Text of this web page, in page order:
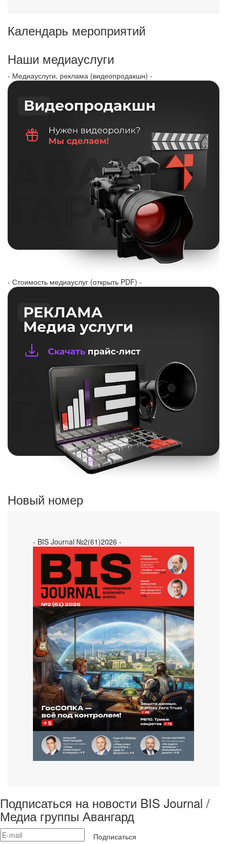
Календарь мероприятий
Наши медиауслуги
- Медиауслуги, реклама (видеопродакшн) -
- Стоимость медиауслуг (открыть PDF) -
Новый номер
- BIS Journal №2(61)2026 -
Подписаться на новости BIS Journal /
Медиа группы Авангард
Подписаться